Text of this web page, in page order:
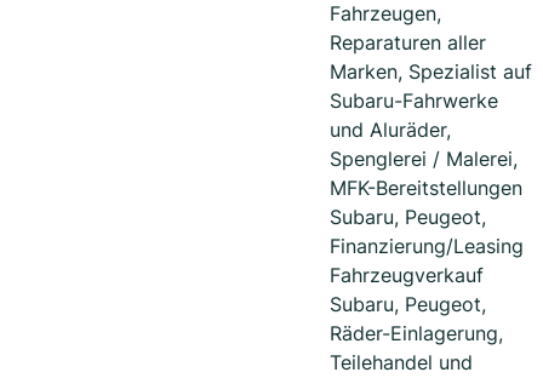
Fahrzeugen,
Reparaturen aller
Marken, Spezialist auf
Subaru-Fahrwerke
und Aluräder,
Spenglerei / Malerei,
MFK-Bereitstellungen
Subaru, Peugeot,
Finanzierung/Leasing
Fahrzeugverkauf
Subaru, Peugeot,
Räder-Einlagerung,
Teilehandel und